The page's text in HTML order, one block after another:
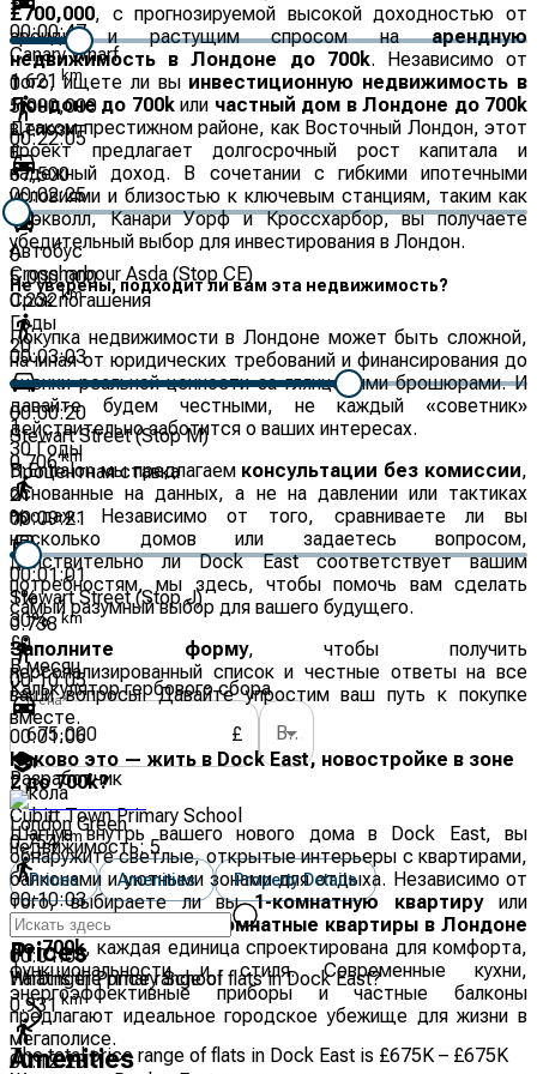
£700,000, с прогнозируемой высокой доходностью от
аренды и растущим спросом наарендную
недвижимость в Лондоне до 700k. Независимо от
того, ищете ли вы инвестиционную недвижимость в
Лондоне до 700kили частный дом в Лондоне до 700k
в таком престижном районе, как Восточный Лондон, этот
проект предлагает долгосрочный рост капитала и
надежный доход. В сочетании с гибкими ипотечными
условиями и близостью к ключевым станциям, таким как
Блэкволл, Канари Уорф и Кроссхарбор, вы получаете
убедительный выбор для инвестирования в Лондон.
Не уверены, подходит ли вам эта недвижимость?
Покупка недвижимости в Лондоне может быть сложной,
начиная от юридических требований и финансирования до
оценки реальной ценности за глянцевыми брошюрами. И
давайте будем честными, не каждый «советник»
действительно заботится о ваших интересах.
В Entralon мы предлагаем консультации без комиссии,
основанные на данных, а не на давлении или тактиках
продаж. Независимо от того, сравниваете ли вы
несколько домов или задаетесь вопросом,
действительно ли Dock East соответствует вашим
потребностям, мы здесь, чтобы помочь вам сделать
самый разумный выбор для вашего будущего.
Заполните форму, чтобы получить
персонализированный список и честные ответы на все
ваши вопросы. Давайте упростим ваш путь к покупке
вместе.
Каково это — жить в Dock East, новостройке в зоне
2 до 700k?
Шагнув внутрь вашего нового дома в Dock East, вы
обнаружите светлые, открытые интерьеры с квартирами,
балконами и уютными зонами для отдыха. Независимо от
того, выбираете ли вы1-комнатную квартируили
компактные
1-, 2- и 3-комнатные квартиры в Лондоне
до 700k, каждая единица спроектирована для комфорта,
функциональности и стиля. Современные кухни,
энергоэффективные приборы и частные балконы
предлагают идеальное городское убежище для жизни в
мегаполисе.
00:00:47
Canary Wharf
1.621 km
00:22:05
00:02:25
Автобус
Crossharbour Asda (Stop CE)
0.232km
00:03:03
00:00:20
Stewart Street (Stop M)
0.706km
00:09:21
00:01:01
Stewart Street (Stop J)
0.738km
00:10:05
00:01:06
Школа
Cubitt Town Primary School
0.754km
00:10:03
00:01:06
Harbinger Primary School
0.931 km
00:12:23
0
5,000,000
Депозит
£
67,500
0
5,000,000
Срок погашения
Годы
20
1
30 Годы
Процентная ставка
2
%
1%
30%
£0
В месяц
Калькулятор гербового сбора
Цена*
£
Выберите вариант
Разработчик
London Green
недвижимость:5
Prices Amenities Property Details
Prices
What is the price range of flats in Dock East?
The total price range of flats in Dock East is £675K – £675K
Amenities